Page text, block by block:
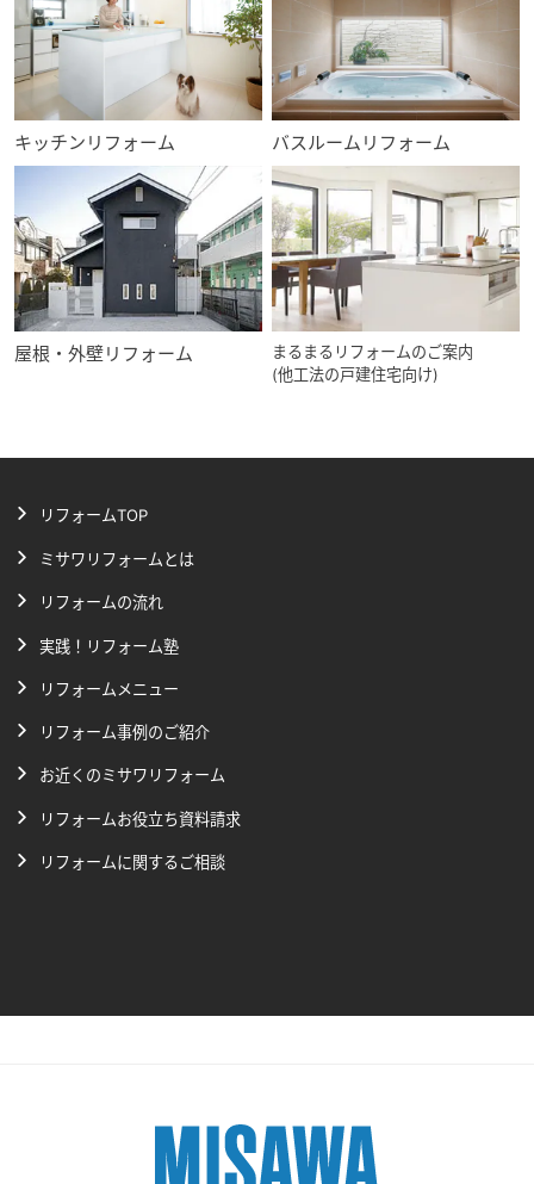
キッチンリフォーム バスルームリフォーム
屋根・外壁リフォーム
まるまるリフォームのご案内
(他工法の戸建住宅向け)
リフォームTOP
ミサワリフォームとは
リフォームの流れ
実践！リフォーム塾
リフォームメニュー
リフォーム事例のご紹介
お近くのミサワリフォーム
リフォームお役立ち資料請求
リフォームに関するご相談